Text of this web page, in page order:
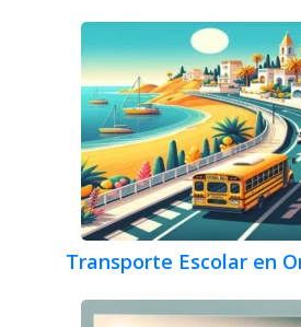
Transporte Escolar en